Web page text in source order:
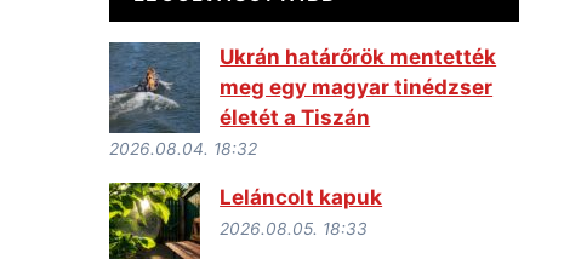
Ukrán határőrök mentették
meg egy magyar tinédzser
életét a Tiszán
2026.08.04. 18:32
Leláncolt kapuk
2026.08.05. 18:33